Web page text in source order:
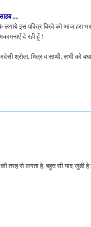
....
इस पवित्र बिरवे को आज हरा
दे रही हूँ !
श्रोता, मित्र व साथी, सभी को
की तरह से लगता हे, बहुत सी याद